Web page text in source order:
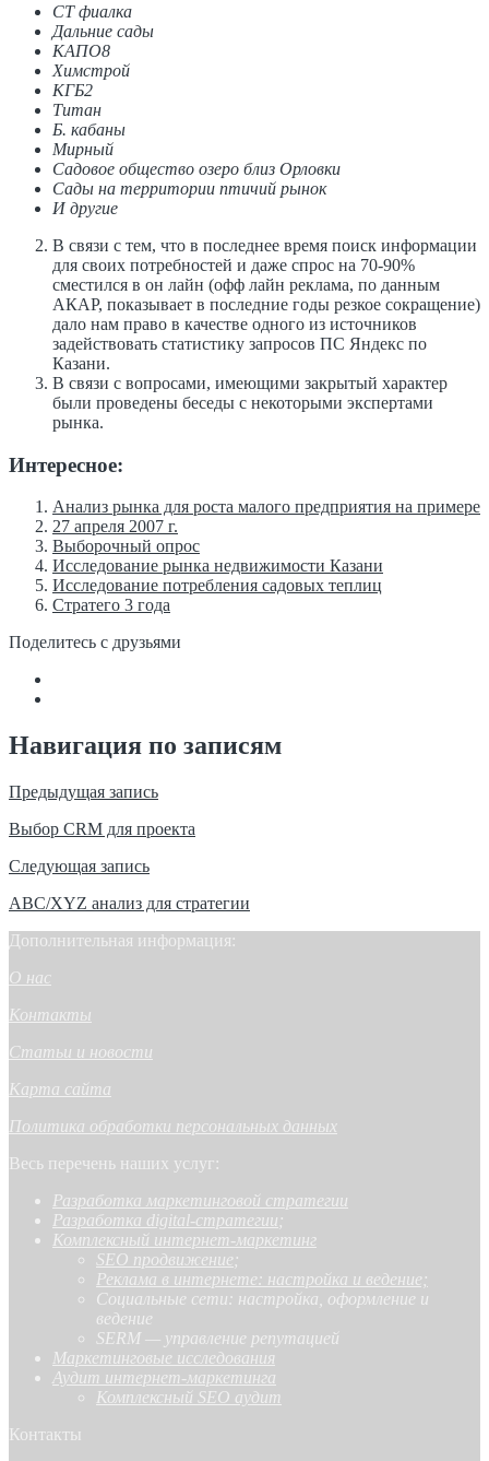
СТ фиалка
Дальние сады
КАПО8
Химстрой
КГБ2
Титан
Б. кабаны
Мирный
Садовое общество озеро близ Орловки
Сады на территории птичий рынок
И другие
В связи с тем, что в последнее время поиск информации
для своих потребностей и даже спрос на 70-90%
сместился в он лайн (офф лайн реклама, по данным
АКАР, показывает в последние годы резкое сокращение)
дало нам право в качестве одного из источников
задействовать статистику запросов ПС Яндекс по
Казани.
В связи с вопросами, имеющими закрытый характер
были проведены беседы с некоторыми экспертами
рынка.
Интересное:
Анализ рынка для роста малого предприятия на примере
27 апреля 2007 г.
Выборочный опрос
Исследование рынка недвижимости Казани
Исследование потребления садовых теплиц
Стратего 3 года
Поделитесь с друзьями
Навигация по записям
Предыдущая запись
Выбор CRM для проекта
Следующая запись
ABC/XYZ анализ для стратегии
Дополнительная информация:
О нас
Контакты
Статьи и новости
Карта сайта
Политика обработки персональных данных
Весь перечень наших услуг:
Разработка маркетинговой стратегии
Разработка digital-стратегии ;
Комплексный интернет-маркетинг
SEO продвижение ;
Реклама в интернете: настройка и ведение;
Социальные сети: настройка, оформление и
ведение
SERM — управление репутацией
Маркетинговые исследования
Аудит интернет-маркетинга
Комплексный SEO аудит
Контакты